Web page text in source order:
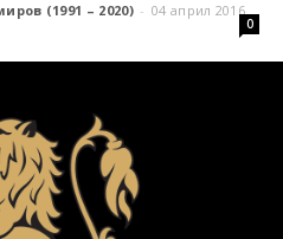
(1991 – 2020) - 04 април 2016
0